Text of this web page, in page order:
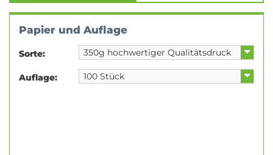
Papier und Auflage
Sorte:
Auflage: